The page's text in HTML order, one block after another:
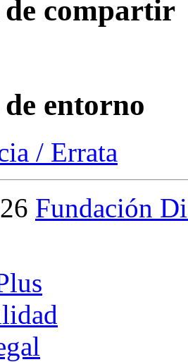
de compartir
entorno
/ Errata
Fundación